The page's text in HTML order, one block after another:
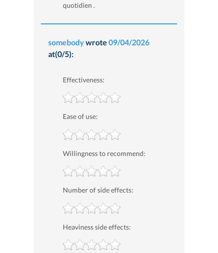
quotidien .
somebodywrote 09/04/2026
at(0/5):
Effectiveness:
Ease of use:
Willingness to recommend:
Number of side effects:
Heaviness side effects: